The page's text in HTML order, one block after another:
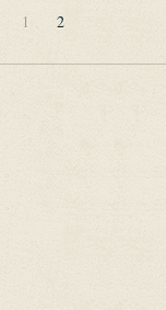
1 2